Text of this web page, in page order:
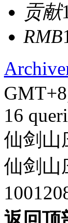
贡献
RMB
16
仙剑山
仙剑山